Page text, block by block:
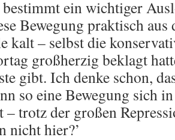
ein wichtiger
Bewegung praktisch aus
kalt – selbst die
großherzig beklagt
gibt. Ich denke schon,
so eine Bewegung sich
– trotz der großen
nicht hier?’